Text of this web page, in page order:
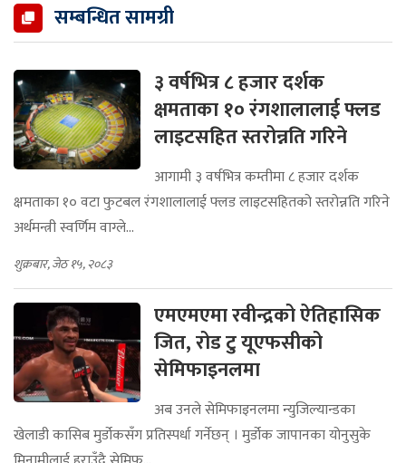
सम्बन्धित सामग्री
३ वर्षभित्र ८ हजार दर्शक
क्षमताका १० रंगशालालाई फ्लड
लाइटसहित स्तरोन्नति गरिने
आगामी ३ वर्षभित्र कम्तीमा ८ हजार दर्शक
क्षमताका १० वटा फुटबल रंगशालालाई फ्लड लाइटसहितको स्तरोन्नति गरिने
अर्थमन्त्री स्वर्णिम वाग्ले...
शुक्रबार, जेठ १५, २०८३
एमएमएमा रवीन्द्रको ऐतिहासिक
जित, रोड टु यूएफसीको
सेमिफाइनलमा
अब उनले सेमिफाइनलमा न्युजिल्यान्डका
खेलाडी कासिब मुर्डोकसँग प्रतिस्पर्धा गर्नेछन् । मुर्डोक जापानका योनुसुके